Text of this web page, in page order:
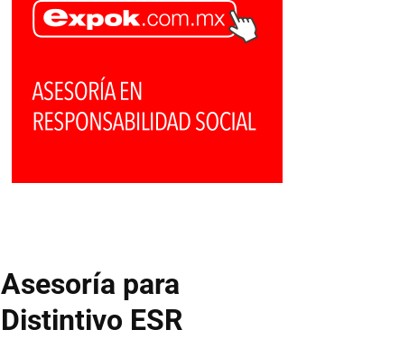
Asesoría para
Distintivo ESR